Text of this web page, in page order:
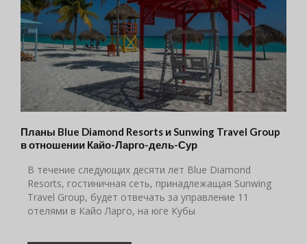
Планы Blue Diamond Resorts и Sunwing Travel Group
в отношении Кайо-Ларго-дель-Сур
В течение следующих десяти лет Blue Diamond
Resorts, гостиничная сеть, принадлежащая Sunwing
Travel Group, будет отвечать за управление 11
отелями в Кайо Ларго, на юге Кубы